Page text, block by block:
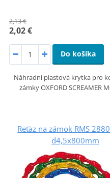
2,13 €
2,02 €
Do košíka
Náhradní plastová krytka pro
zámky OXFORD SCREAMER
Reťaz na zámok RMS
d4,5x800mm